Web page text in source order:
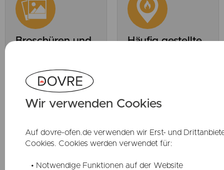
Broschüren und
Kataloge, Preislisten
und Broschüren zum
Herunterladen.
Häufig gestellte
Wir verwenden Cookies
Auf dovre-ofen.de verwenden wir Erst- und
Cookies. Cookies werden verwendet für:
• Notwendige Funktionen auf der Website